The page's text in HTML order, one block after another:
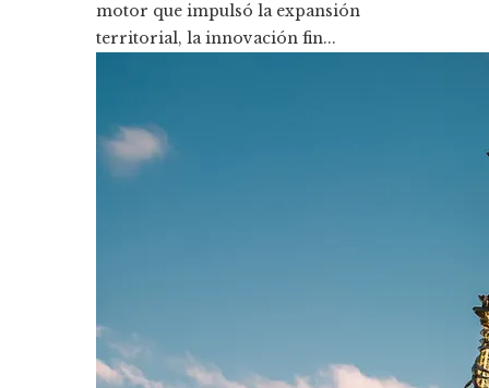
motor que impulsó la expansión
territorial, la innovación fin...